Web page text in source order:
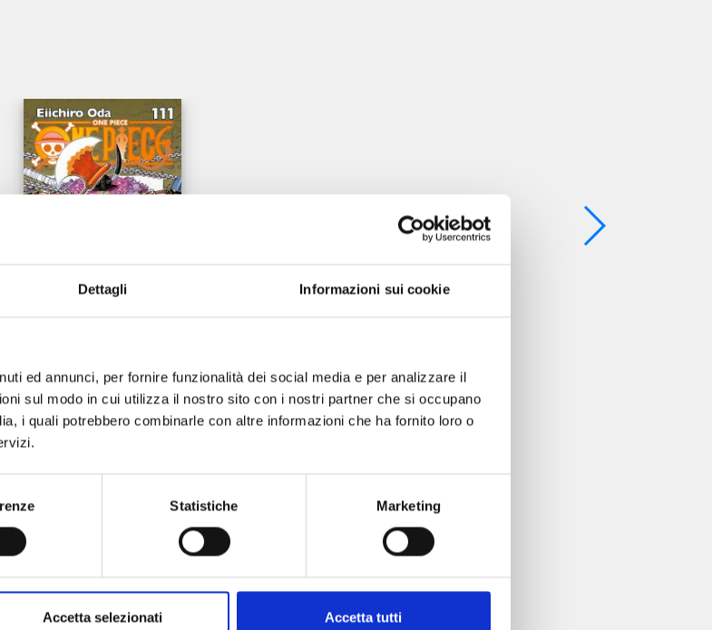
Dettagli Informazioni sui cookie
ed annunci, per fornire funzionalità dei social media e per analizzare il
sul modo in cui utilizza il nostro sito con i nostri partner che si occupano
i quali potrebbero combinarle con altre informazioni che ha fornito loro o
Statistiche Marketing
Accetta selezionati Accetta tutti
25/08/2026
€ 5,90
Mostra tutto